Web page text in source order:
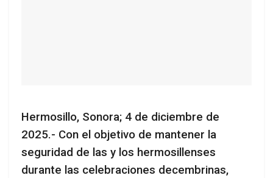
Hermosillo, Sonora; 4 de diciembre de
2025.- Con el objetivo de mantener la
seguridad de las y los hermosillenses
durante las celebraciones decembrinas,